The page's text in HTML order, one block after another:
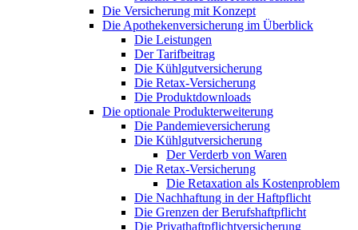
Die Versicherung mit Konzept
Die Apothekenversicherung im Überblick
Die Leistungen
Der Tarifbeitrag
Die Kühlgutversicherung
Die Retax-Versicherung
Die Produktdownloads
Die optionale Produkterweiterung
Die Pandemieversicherung
Die Kühlgutversicherung
Der Verderb von Waren
Die Retax-Versicherung
Die Retaxation als Kostenproblem
Die Nachhaftung in der Haftpflicht
Die Grenzen der Berufshaftpflicht
Die Privathaftpflichtversicherung